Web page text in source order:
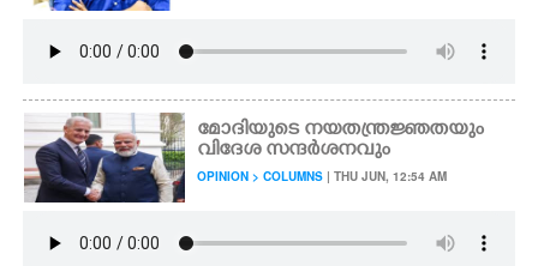
മോദിയുടെ നയതന്ത്രജ്ഞതയും
വിദേശ സന്ദർശനവും
OPINION > COLUMNS | THU JUN, 12:54 AM